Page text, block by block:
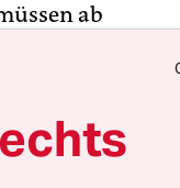
ab
sich
Russisch-
(RPU) unter
der